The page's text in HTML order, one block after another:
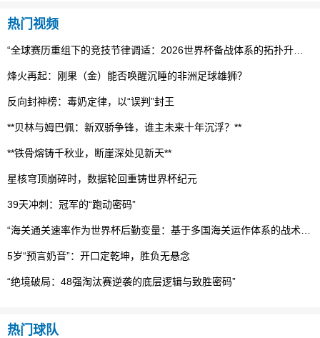
热门视频
烽火再起：刚果（金）能否唤醒沉睡的非洲足球雄狮？
反向封神榜：毒奶定律，以“误判”封王
**贝林与姆巴佩：新双骄争锋，谁主未来十年沉浮？**
**铁骨熔铸千秋业，断崖深处见新天**
星核穹顶崩碎时，数据轮回重铸世界杯纪元
39天冲刺：冠军的“跑动密码”
5岁“预言奶音”：开口定乾坤，胜负无悬念
“绝境破局：48强淘汰赛逆袭的底层逻辑与致胜密码”
热门球队